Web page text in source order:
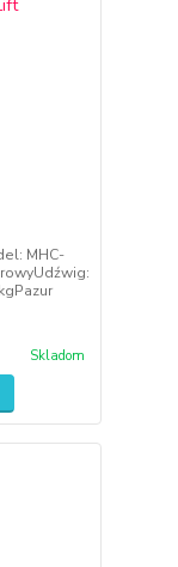
MHC-
Skladom